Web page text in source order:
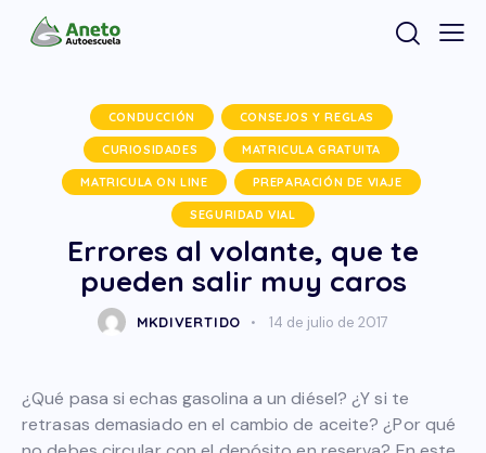
CONDUCCIÓN CONSEJOS Y REGLAS
CURIOSIDADES MATRICULA GRATUITA
MATRICULA ON LINE PREPARACIÓN DE VIAJE
SEGURIDAD VIAL
Errores al volante, que te
pueden salir muy caros
MKDIVERTIDO 14 de julio de 2017
¿Qué pasa si echas gasolina a un diésel? ¿Y si te
retrasas demasiado en el cambio de aceite? ¿Por qué